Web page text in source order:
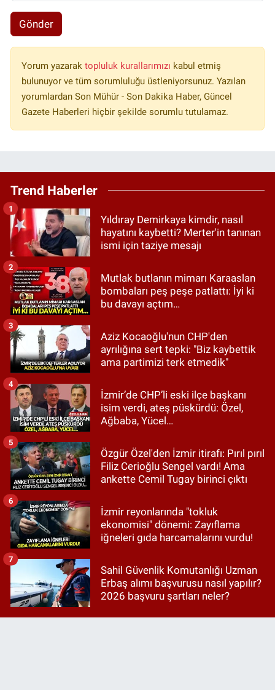
Gönder
Yorum yazarak topluluk kurallarımızı kabul etmiş
bulunuyor ve tüm sorumluluğu üstleniyorsunuz. Yazılan
yorumlardan Son Mühür - Son Dakika Haber, Güncel
Gazete Haberleri hiçbir şekilde sorumlu tutulamaz.
Trend Haberler
Yıldıray Demirkaya kimdir, nasıl
hayatını kaybetti? Merter'in tanınan
ismi için taziye mesajı
1
Mutlak butlanın mimarı Karaaslan
bombaları peş peşe patlattı: İyi ki
bu davayı açtım…
2
Aziz Kocaoğlu'nun CHP'den
ayrılığına sert tepki: "Biz kaybettik
ama partimizi terk etmedik"
3
İzmir’de CHP’li eski ilçe başkanı
isim verdi, ateş püskürdü: Özel,
Ağbaba, Yücel…
4
Özgür Özel'den İzmir itirafı: Pırıl pırıl
Filiz Cerioğlu Sengel vardı! Ama
ankette Cemil Tugay birinci çıktı
5
İzmir reyonlarında "tokluk
ekonomisi" dönemi: Zayıflama
iğneleri gıda harcamalarını vurdu!
6
Sahil Güvenlik Komutanlığı Uzman
Erbaş alımı başvurusu nasıl yapılır?
2026 başvuru şartları neler?
7